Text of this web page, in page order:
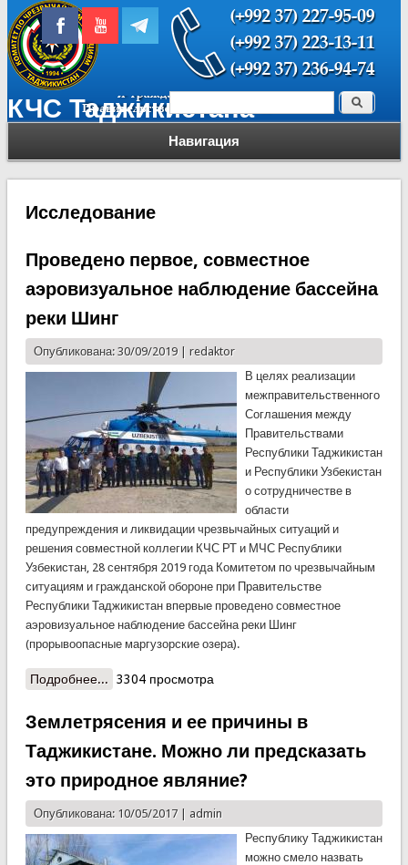
КЧС Таджикистана
Навигация
Форма поиска Поиск
Исследование
Проведено первое, совместное
аэровизуальное наблюдение бассейна
реки Шинг
Опубликована: 30/09/2019 | redaktor
В целях реализации
межправительственного
Соглашения между
Правительствами
Республики Таджикистан
и Республики Узбекистан
о сотрудничестве в
области
предупреждения и ликвидации чрезвычайных ситуаций и
решения совместной коллегии КЧС РТ и МЧС Республики
Узбекистан, 28 сентября 2019 года Комитетом по чрезвычайным
ситуациям и гражданской обороне при Правительстве
Республики Таджикистан впервые проведено совместное
аэровизуальное наблюдение бассейна реки Шинг
(прорывоопасные маргузорские озера).
Подробнее... о Проведено первое, совместное
Шинг
3304 просмотра
Землетрясения и ее причины в
Таджикистане. Можно ли предсказать
это природное являние?
Опубликована: 10/05/2017 | admin
Республику Таджикистан
можно смело назвать